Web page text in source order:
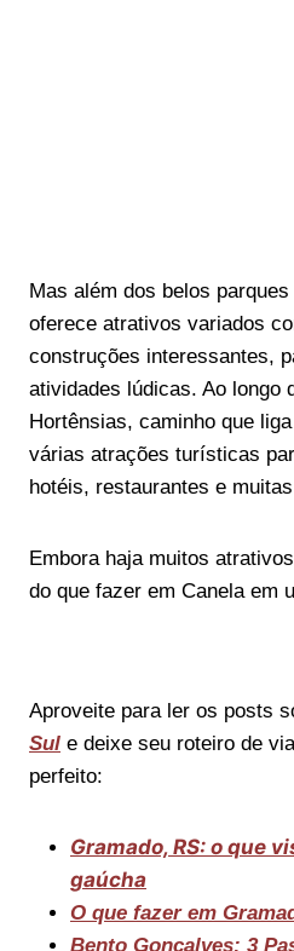
Mas além dos belos
oferece atrativos variados
construções interessantes,
atividades lúdicas. Ao longo
Hortênsias, caminho que
várias atrações turísticas
hotéis, restaurantes e
Embora haja muitos
do que fazer em Canela em
Aproveite para ler os posts
Sul e deixe seu roteiro de
perfeito:
Gramado, RS: o que
gaúcha
O que fazer em
Bento Gonçalves: 3